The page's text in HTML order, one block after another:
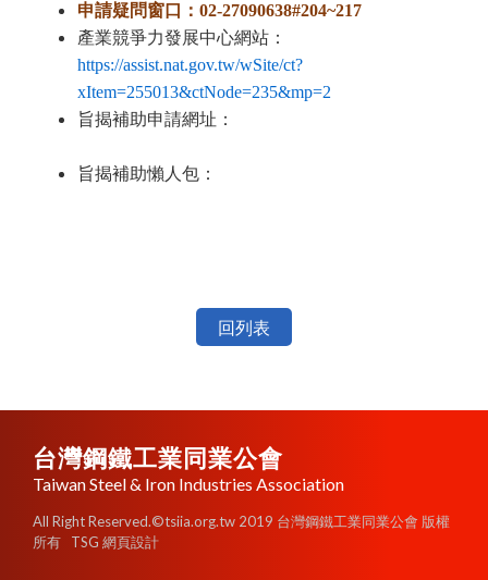
申請疑問窗口：02-27090638#204~217
產業競爭力發展中心網站：
https://assist.nat.gov.tw/wSite/ct?
xItem=255013&ctNode=235&mp=2
旨揭補助申請網址：
旨揭補助懶人包：
回列表
台灣鋼鐵工業同業公會
Taiwan Steel & Iron Industries Association
All Right Reserved.©tsiia.org.tw 2019 台灣鋼鐵工業同業公會 版權
所有 TSG 網頁設計